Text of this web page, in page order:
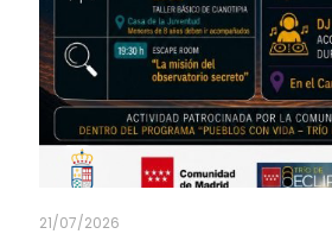
21/07/2026